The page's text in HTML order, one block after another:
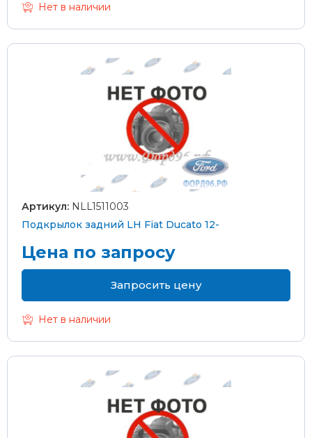
Нет в наличии
Артикул: NLL1511003
Подкрылок задний LH Fiat Ducato 12-
Цена по запросу
Запросить цену
Нет в наличии